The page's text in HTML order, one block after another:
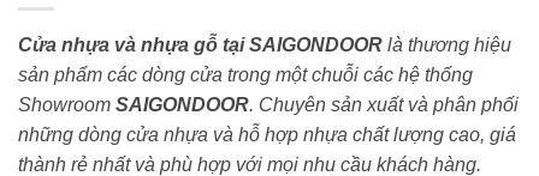
Cửa nhựa và nhựa gỗ tại SAIGONDOOR là thương hiệu
sản phẩm các dòng cửa trong một chuỗi các hệ thống
Showroom SAIGONDOOR. Chuyên sản xuất và phân phối
những dòng cửa nhựa và hỗ hợp nhựa chất lượng cao, giá
thành rẻ nhất và phù hợp với mọi nhu cầu khách hàng.